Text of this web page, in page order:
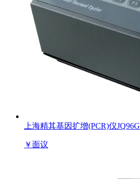
上海精其基因扩增(PCR)仪JQ96G
￥面议